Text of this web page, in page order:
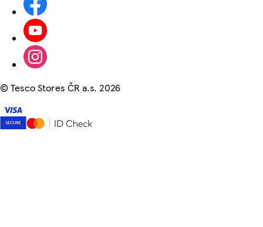
©Tesco Stores ČR a.s. 2026